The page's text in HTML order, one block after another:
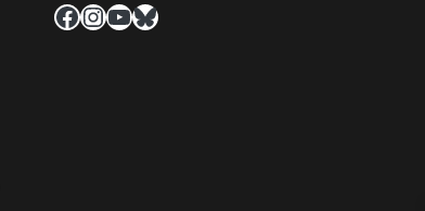
Facebook
Instagram
YouTube
Bluesky